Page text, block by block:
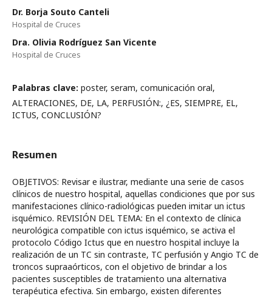
Dr. Borja Souto Canteli
Hospital de Cruces
Dra. Olivia Rodríguez San Vicente
Hospital de Cruces
Palabras clave: poster, seram, comunicación oral,
ALTERACIONES, DE, LA, PERFUSIÓN:, ¿ES, SIEMPRE, EL,
ICTUS, CONCLUSIÓN?
Resumen
OBJETIVOS: Revisar e ilustrar, mediante una serie de casos
clínicos de nuestro hospital, aquellas condiciones que por sus
manifestaciones clínico-radiológicas pueden imitar un ictus
isquémico. REVISIÓN DEL TEMA: En el contexto de clínica
neurológica compatible con ictus isquémico, se activa el
protocolo Código Ictus que en nuestro hospital incluye la
realización de un TC sin contraste, TC perfusión y Angio TC de
troncos supraaórticos, con el objetivo de brindar a los
pacientes susceptibles de tratamiento una alternativa
terapéutica efectiva. Sin embargo, existen diferentes